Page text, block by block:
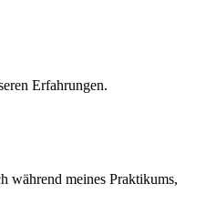
Erfahrungen.
während meines Praktikums,